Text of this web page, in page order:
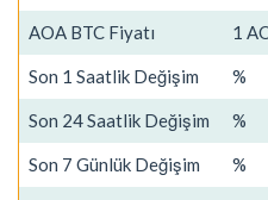
AOA BTC Fiyatı 1
Son 1 Saatlik Değişim %
Son 24 Saatlik Değişim %
Son 7 Günlük Değişim %